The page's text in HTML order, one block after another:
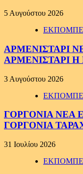
5 Αυγούστου 2026
ΑΡΜΕΝΙΣΤΑΡΙ
ΑΡΜΕΝΙΣΤΑΡΙ Η
3 Αυγούστου 2026
ΓΟΡΓΟΝΙΑ ΝΕΑ
ΓΟΡΓΟΝΙΑ
31 Ιουλίου 2026